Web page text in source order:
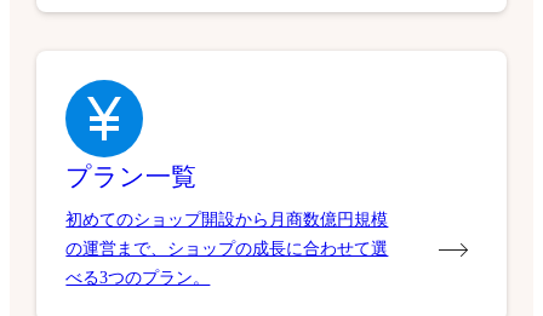
プラン一覧
初めてのショップ開設から月商数億円規模
の運営まで、ショップの成長に合わせて選
べる3つのプラン。